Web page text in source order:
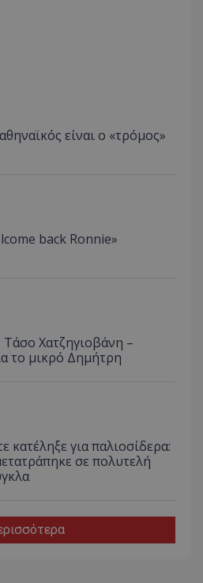
είναι ο «τρόμος»
back Ronnie»
Χατζηγιοβάνη –
το μικρό Δημήτρη
κατέληξε για παλιοσίδερα:
σε πολυτελή